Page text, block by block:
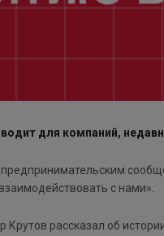
для компаний,
с нами».
Крутов рассказал об